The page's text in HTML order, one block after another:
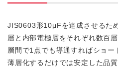
JIS0603形10μFを達成させるた
層と内部電極層をそれぞれ数百
層間で1点でも導通すればショ
薄層化するだけでは安定した品